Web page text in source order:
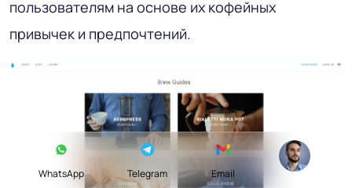
пользователям на основе их кофейных
привычек и предпочтений.
WhatsApp Telegram Email